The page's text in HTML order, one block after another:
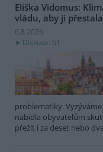
Eliška Vidomus:
vládu, aby ji
6.8.2026
Diskuse: 61
problematiky.
nabídla obyvatelům
přežít i za deset nebo